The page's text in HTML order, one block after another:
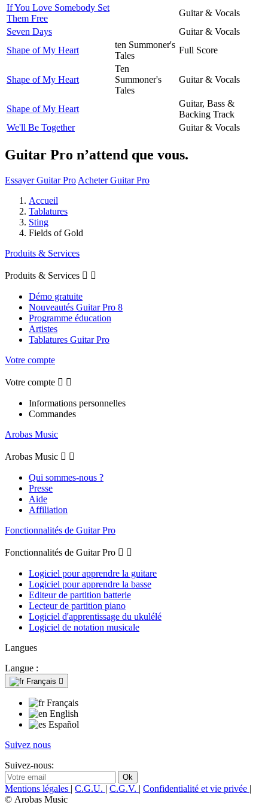
If You Love Somebody Set
Them Free
Guitar & Vocals
Seven Days
Guitar & Vocals
Shape of My Heart
ten Summoner's
Tales
Full Score
Shape of My Heart
Ten
Summoner's
Tales
Guitar & Vocals
Shape of My Heart
Guitar, Bass &
Backing Track
We'll Be Together
Guitar & Vocals
Guitar Pro n’attend que vous.
Essayer Guitar Pro Acheter Guitar Pro
Accueil
Tablatures
Sting
Fields of Gold
Produits & Services
Produits & Services  
Démo gratuite
Nouveautés Guitar Pro 8
Programme éducation
Artistes
Tablatures Guitar Pro
Votre compte
Votre compte  
Informations personnelles
Commandes
Arobas Music
Arobas Music  
Qui sommes-nous ?
Presse
Aide
Affiliation
Fonctionnalités de Guitar Pro
Fonctionnalités de Guitar Pro  
Logiciel pour apprendre la guitare
Logiciel pour apprendre la basse
Editeur de partition batterie
Lecteur de partition piano
Logiciel d'apprentissage du ukulélé
Logiciel de notation musicale
Langues
Langue :
Français 
Français
English
Español
Suivez nous
Suivez-nous:
Mentions légales | C.G.U. | C.G.V. | Confidentialité et vie privée |
© Arobas Music